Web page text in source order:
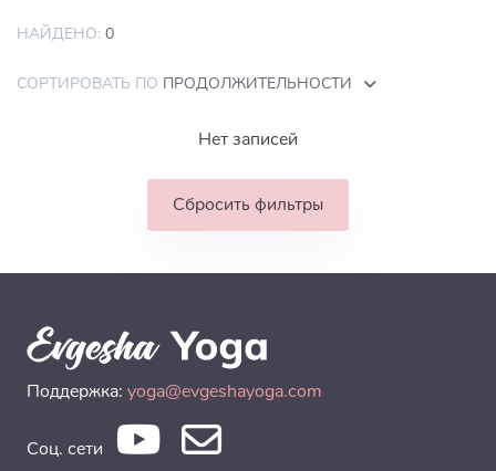
НАЙДЕНО: 0
СОРТИРОВАТЬ ПО ПРОДОЛЖИТЕЛЬНОСТИ
Нет записей
Сбросить фильтры
Поддержка: yoga@evgeshayoga.com
Соц. сети